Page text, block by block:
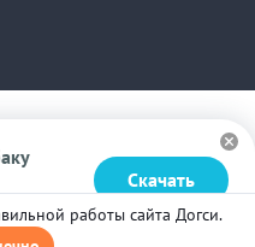
Скачать
работы сайта Догси.